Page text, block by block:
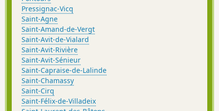
Pressignac-Vicq
Saint-Agne
Saint-Amand-de-Vergt
Saint-Avit-de-Vialard
Saint-Avit-Rivière
Saint-Avit-Sénieur
Saint-Capraise-de-Lalinde
Saint-Chamassy
Saint-Cirq
Saint-Félix-de-Villadeix